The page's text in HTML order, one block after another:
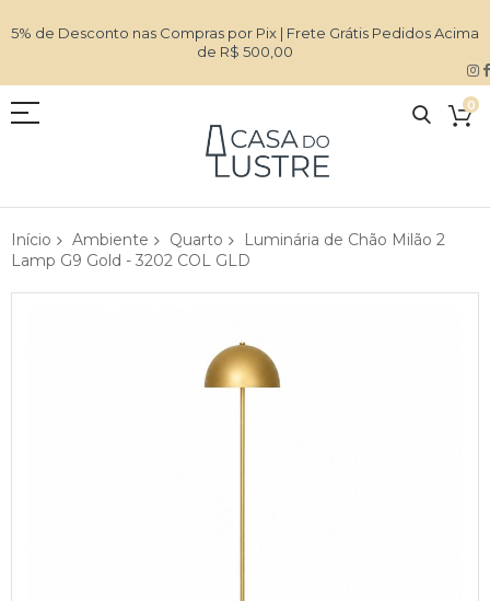
5% de Desconto nas Compras por Pix | Frete Grátis Pedidos Acima
de R$ 500,00
0
Início Ambiente Quarto
Luminária de Chão Milão 2
Lamp G9 Gold - 3202 COL GLD